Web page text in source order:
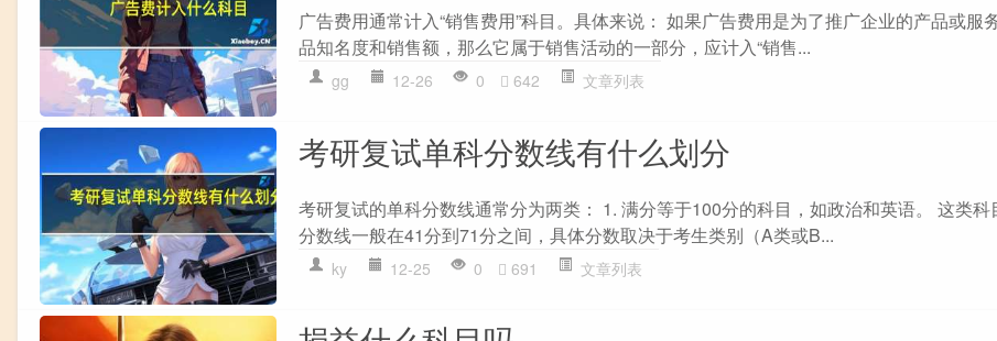
广告费用通常计入“销售费用”科目。具体来说： 如果广告费用是为了推广企业的产品或服
品知名度和销售额，那么它属于销售活动的一部分，应计入“销售...
gg 12-26 0 642 文章列表
考研复试单科分数线有什么划分
考研复试的单科分数线通常分为两类： 1. 满分等于100分的科目，如政治和英语。 这类科
分数线一般在41分到71分之间，具体分数取决于考生类别（A类或B...
ky 12-25 0 691 文章列表